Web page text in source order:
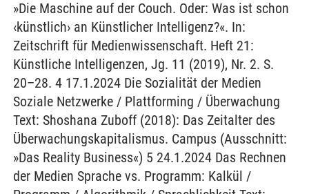
»Die Maschine auf der Couch. Oder: Was ist schon
‹künstlich› an Künstlicher Intelligenz?«. In:
Zeitschrift für Medienwissenschaft. Heft 21:
Künstliche Intelligenzen, Jg. 11 (2019), Nr. 2. S.
20–28. 4 17.1.2024 Die Sozialität der Medien
Soziale Netzwerke / Plattforming / Überwachung
Text: Shoshana Zuboff (2018): Das Zeitalter des
Überwachungskapitalismus. Campus (Ausschnitt:
»Das Reality Business«) 5 24.1.2024 Das Rechnen
der Medien Sprache vs. Programm: Kalkül /